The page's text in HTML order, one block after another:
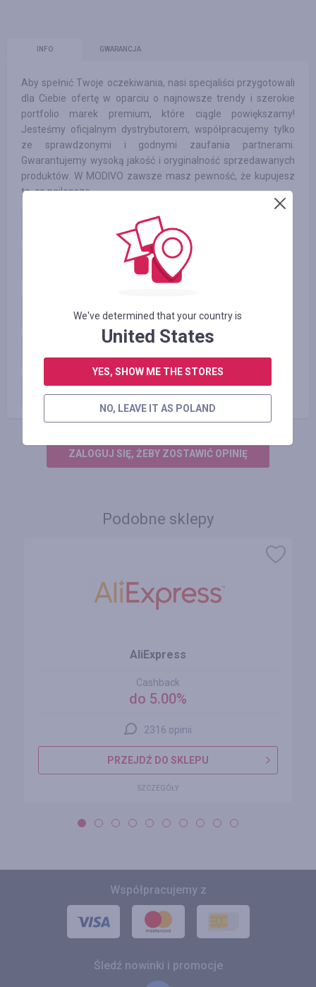
INFO GWARANCJA
Aby spełnić Twoje oczekiwania, nasi specjaliści przygotowali
dla Ciebie ofertę w oparciu o najnowsze trendy i szerokie
portfolio marek premium, które ciągle powiększamy!
Jesteśmy oficjalnym dystrybutorem, współpracujemy tylko
ze sprawdzonymi i godnymi zaufania partnerami.
Gwarantujemy wysoką jakość i oryginalność sprzedawanych
produktów. W MODIVO zawsze masz pewność, że kupujesz
to, co najlepsze.
ModivosaleApp
ModivosaleApp
modivo.pl-sale_new
4.00% Płatne zamówienie
ZALOGUJ SIĘ, ŻEBY ZOSTAWIĆ OPINIĘ
Podobne sklepy
AliExpress
Cashback
do 5.00%
2316 opinii
PRZEJDŹ DO SKLEPU
SZCZEGÓŁY
Współpracujemy z
Śledź nowinki i promocje
We've determined that your country is
United States
YES, SHOW ME THE STORES
NO, LEAVE IT AS POLAND